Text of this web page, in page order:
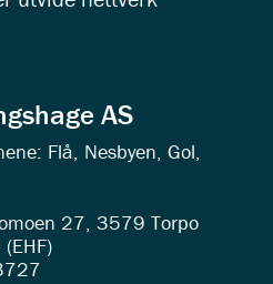
AS
Flå, Nesbyen, Gol,
27, 3579 Torpo